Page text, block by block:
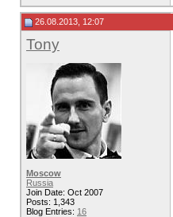
26.08.2013, 12:07
Tony
Moscow
Russia
Join Date: Oct 2007
Posts: 1,343
Blog Entries: 16